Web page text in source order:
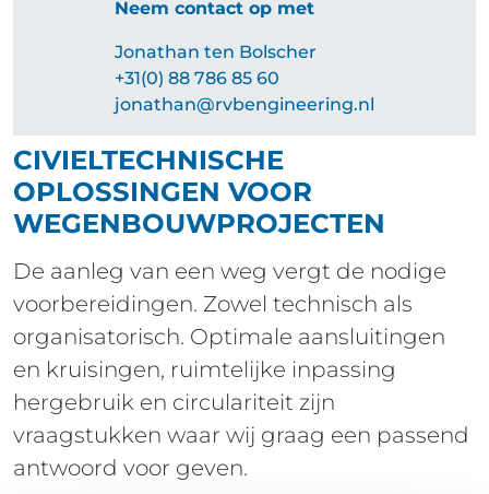
Neem contact op met
Jonathan ten Bolscher
+31(0) 88 786 85 60
jonathan​@rvbengineering.nl
CIVIELTECHNISCHE
OPLOSSINGEN VOOR
WEGENBOUWPROJECTEN
De aanleg van een weg vergt de nodige
voorbereidingen. Zowel technisch als
organisatorisch. Optimale aansluitingen
en kruisingen, ruimtelijke inpassing
hergebruik en circulariteit zijn
vraagstukken waar wij graag een passend
antwoord voor geven.